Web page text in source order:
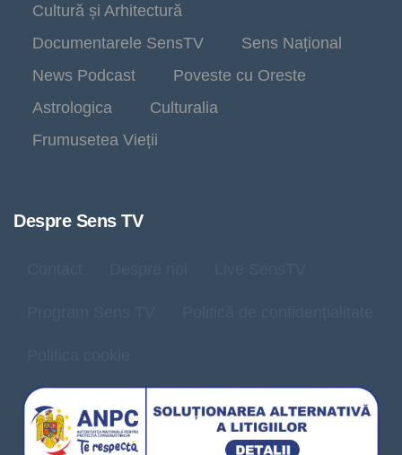
Cultură și Arhitectură
Documentarele SensTV
Sens Național
News Podcast
Poveste cu Oreste
Astrologica
Culturalia
Frumusetea Vieții
Despre Sens TV